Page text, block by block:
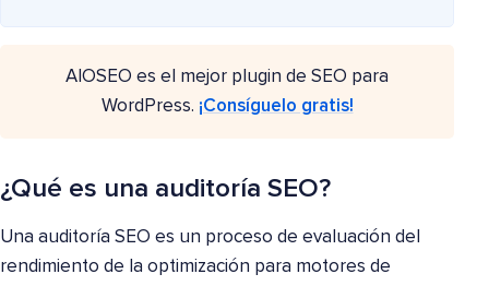
AIOSEO es el mejor plugin de SEO para
WordPress. ¡Consíguelo gratis!
¿Qué es una auditoría SEO?
Una auditoría SEO es un proceso de evaluación del
rendimiento de la optimización para motores de